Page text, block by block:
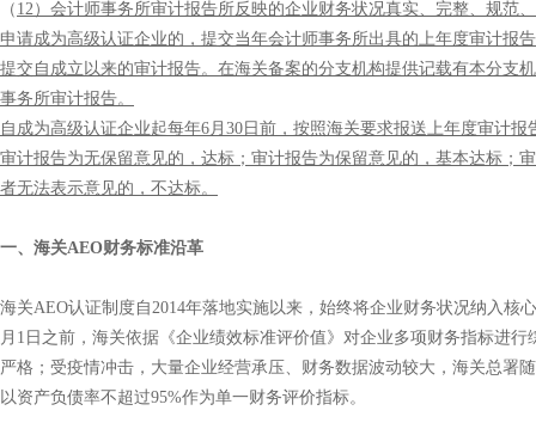
（ 12）会计师事务所审计报告所反映的企业财务状况真实、完整、规范
申请成为高级认证企业的，提交当年会计师事务所出具的上年度审计报
提交自成立以来的审计报告。在海关备案的分支机构提供记载有本分支
事务所审计报告。
自成为高级认证企业起每年6月30日前，按照海关要求报送上年度审计报
审计报告为无保留意见的，达标；审计报告为保留意见的，基本达标；
者无法表示意见的，不达标。
一、海关AEO财务标准沿革
海关AEO认证制度自2014年落地实施以来，始终将企业财务状况纳入核
月1日之前，海关依据《企业绩效标准评价值》对企业多项财务指标进行
严格；受疫情冲击，大量企业经营承压、财务数据波动较大，海关总署
以资产负债率不超过95%作为单一财务评价指标。